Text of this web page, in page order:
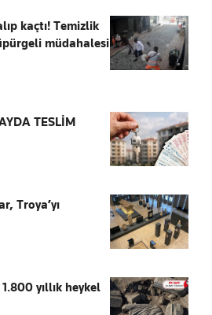
kaçtı! Temizlik
müdahalesi
TESLİM
Troya’yı
yıllık heykel